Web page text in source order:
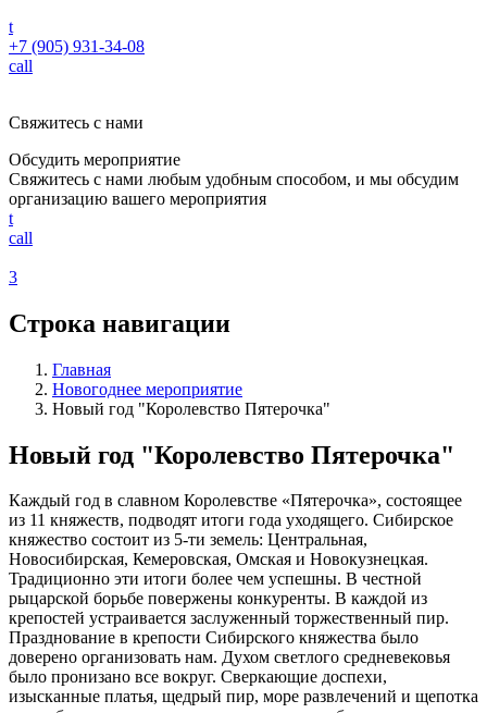
t
+7 (905) 931-34-08
call
Свяжитесь с нами
Обсудить мероприятие
Свяжитесь с нами любым удобным способом, и мы обсудим
организацию вашего мероприятия
t
call
3
Строка навигации
Главная
Новогоднее мероприятие
Новый год "Королевство Пятерочка"
Новый год "Королевство Пятерочка"
Каждый год в славном Королевстве «Пятерочка», состоящее
из 11 княжеств, подводят итоги года уходящего. Сибирское
княжество состоит из 5-ти земель: Центральная,
Новосибирская, Кемеровская, Омская и Новокузнецкая.
Традиционно эти итоги более чем успешны. В честной
рыцарской борьбе повержены конкуренты. В каждой из
крепостей устраивается заслуженный торжественный пир.
Празднование в крепости Сибирского княжества было
доверено организовать нам. Духом светлого средневековья
было пронизано все вокруг. Сверкающие доспехи,
изысканные платья, щедрый пир, море развлечений и щепотка